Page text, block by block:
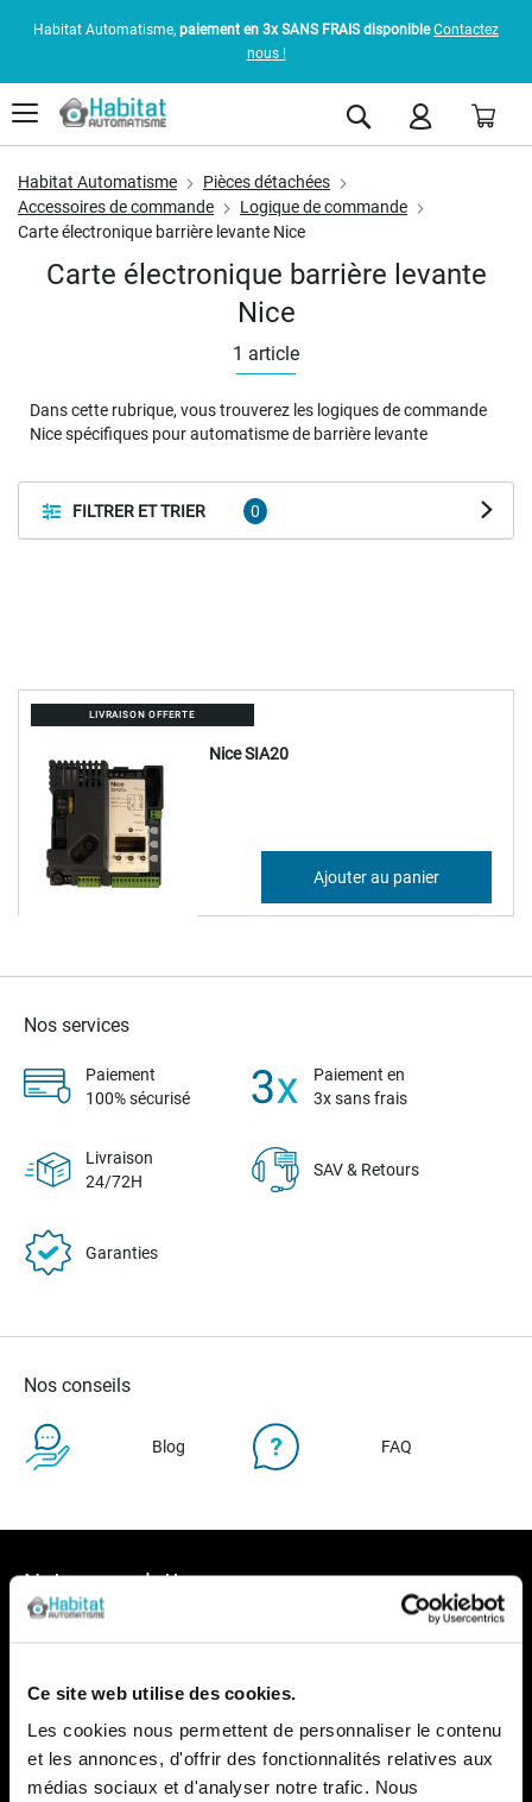
Ce site web utilise des cookies.
Les cookies nous permettent de personnaliser le contenu
et les annonces, d'offrir des fonctionnalités relatives aux
médias sociaux et d'analyser notre trafic. Nous
Habitat Automatisme, paiement en 3x SANS FRAIS disponible Contactez
nous !
Rechercher
Habitat Automatisme
Pièces détachées
Accessoires de commande
Logique de commande
Carte électronique barrière levante Nice
FILTRER ET TRIER
1 article
Carte électronique barrière levante
Nice
Dans cette rubrique, vous trouverez les logiques de commande
Nice spécifiques pour automatisme de barrière levante
LIVRAISON OFFERTE
Nice SIA20
493,18 €
410,98 € Ajouter au panier
Nos services
Paiement
100% sécurisé
Paiement en
3x sans frais
Livraison
24/72H
SAV & Retours
Garanties
Nos conseils
Blog FAQ
Notre newsletter
Recevez par e-mail notre actualité avec les promos du
à
notre
lettre